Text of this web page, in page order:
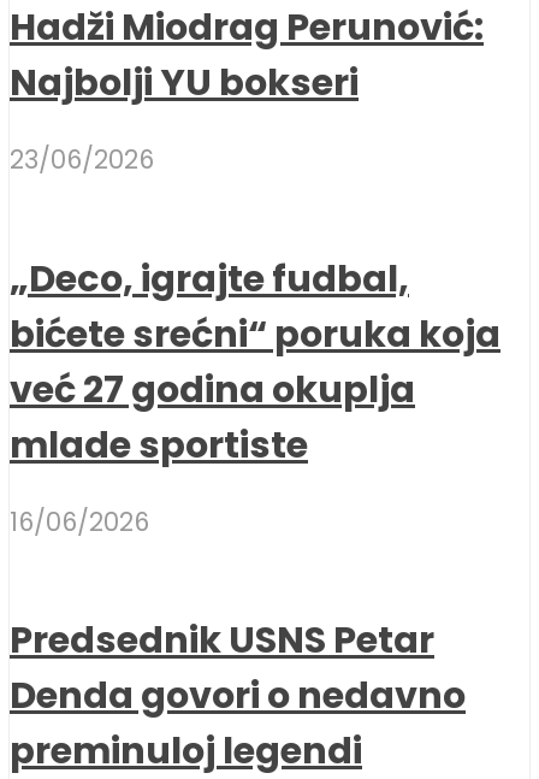
Hadži Miodrag Perunović:
Najbolji YU bokseri
23/06/2026
„Deco, igrajte fudbal,
bićete srećni“ poruka koja
već 27 godina okuplja
mlade sportiste
16/06/2026
Predsednik USNS Petar
Denda govori o nedavno
preminuloj legendi